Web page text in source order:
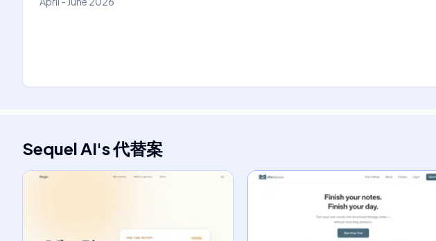
Sequel AI's代替案